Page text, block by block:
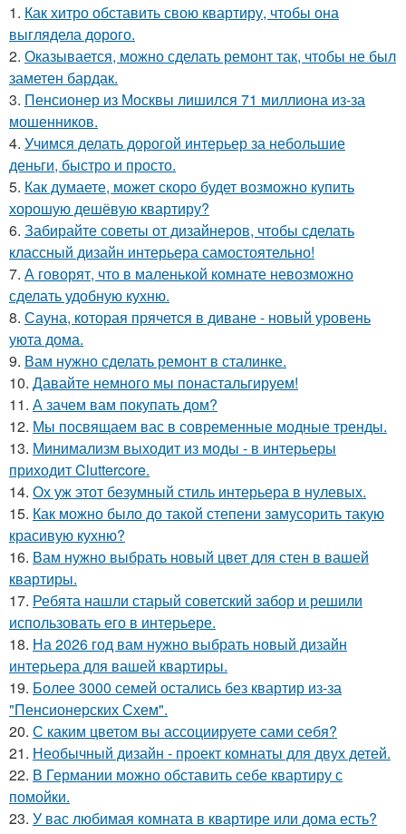
1. Как хитро обставить свою квартиру, чтобы она
выглядела дорого.
2. Оказывается, можно сделать ремонт так, чтобы не был
заметен бардак.
3. Пенсионер из Москвы лишился 71 миллиона из-за
мошенников.
4. Учимся делать дорогой интерьер за небольшие
деньги, быстро и просто.
5. Как думаете, может скоро будет возможно купить
хорошую дешёвую квартиру?
6. Забирайте советы от дизайнеров, чтобы сделать
классный дизайн интерьера самостоятельно!
7. А говорят, что в маленькой комнате невозможно
сделать удобную кухню.
8. Сауна, которая прячется в диване - новый уровень
уюта дома.
9. Вам нужно сделать ремонт в сталинке.
10. Давайте немного мы понастальгируем!
11. А зачем вам покупать дом?
12. Мы посвящаем вас в современные модные тренды.
13. Минимализм выходит из моды - в интерьеры
приходит Cluttercore.
14. Ох уж этот безумный стиль интерьера в нулевых.
15. Как можно было до такой степени замусорить такую
красивую кухню?
16. Вам нужно выбрать новый цвет для стен в вашей
квартиры.
17. Ребята нашли старый советский забор и решили
использовать его в интерьере.
18. На 2026 год вам нужно выбрать новый дизайн
интерьера для вашей квартиры.
19. Более 3000 семей остались без квартир из-за
"Пенсионерских Схем".
20. С каким цветом вы ассоциируете сами себя?
21. Необычный дизайн - проект комнаты для двух детей.
22. В Германии можно обставить себе квартиру с
помойки.
23. У вас любимая комната в квартире или дома есть?